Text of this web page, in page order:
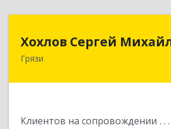
Хохлов Сергей
Грязи
Клиентов на сопровождении
Хохлов Сергей